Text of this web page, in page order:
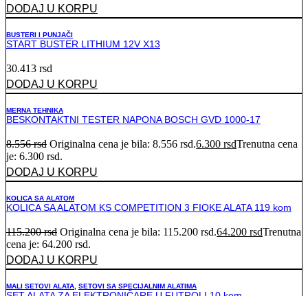
DODAJ U KORPU
BUSTERI I PUNJAČI
START BUSTER LITHIUM 12V X13
30.413 rsd
DODAJ U KORPU
MERNA TEHNIKA
BESKONTAKTNI TESTER NAPONA BOSCH GVD 1000-17
8.556rsd Originalna cena je bila: 8.556 rsd.6.300 rsdTrenutna cena
je: 6.300 rsd.
DODAJ U KORPU
KOLICA SA ALATOM
KOLICA SA ALATOM KS COMPETITION 3 FIOKE ALATA 119 kom
115.200rsd Originalna cena je bila: 115.200 rsd.64.200 rsdTrenutna
cena je: 64.200 rsd.
DODAJ U KORPU
MALI SETOVI ALATA SETOVI SA SPECIJALNIM ALATIMA